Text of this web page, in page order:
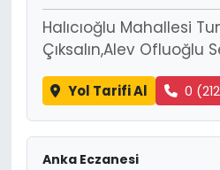
Halıcıoğlu Mahallesi
Çıksalın,Alev Ofluoğlu
Yol Tarifi Al 0
Anka Eczanesi